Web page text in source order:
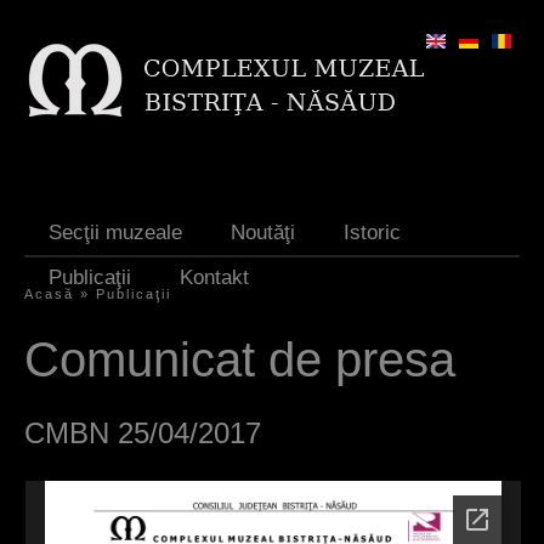
Secţii muzeale Noutăţi
Istoric
Publicaţii
Kontakt
i
s
i
Acasă » Publicaţii
Comunicat de presa
CMBN 25/04/2017